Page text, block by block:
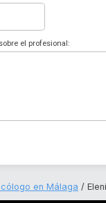
el profesional:
en Málaga